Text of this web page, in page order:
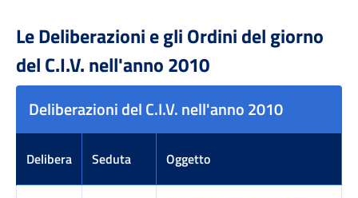
Le Deliberazioni e gli Ordini del giorno
del C.I.V. nell'anno 2010
Deliberazioni del C.I.V. nell'anno 2010
Delibera Seduta Oggetto